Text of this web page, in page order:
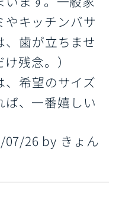
キッチンバサ
、歯が立ちませ
残念。）
、希望のサイズ
、一番嬉しい
07/26 by きょん